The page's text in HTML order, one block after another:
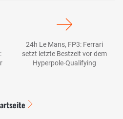
24h Le Mans, FP3: Ferrari
setzt letzte Bestzeit vor dem
Hyperpole-Qualifying